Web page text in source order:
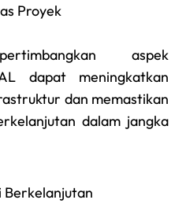
Proyek
aspek
dapat meningkatkan
dan memastikan
dalam jangka
Berkelanjutan